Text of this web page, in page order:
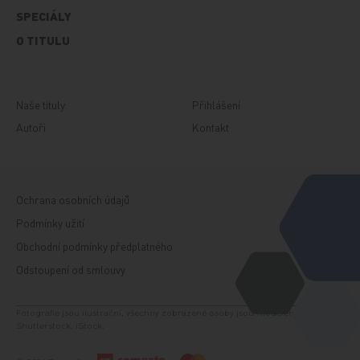
SPECIÁLY
O TITULU
Naše tituly
Autoři
Přihlášení
Kontakt
Ochrana osobních údajů
Podmínky užití
Obchodní podmínky předplatného
Odstoupení od smlouvy